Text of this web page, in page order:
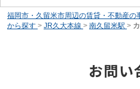
福岡市・久留米市周辺の賃貸・不動産の
から探す > JR久大本線 > 南久留米駅 >
お問い